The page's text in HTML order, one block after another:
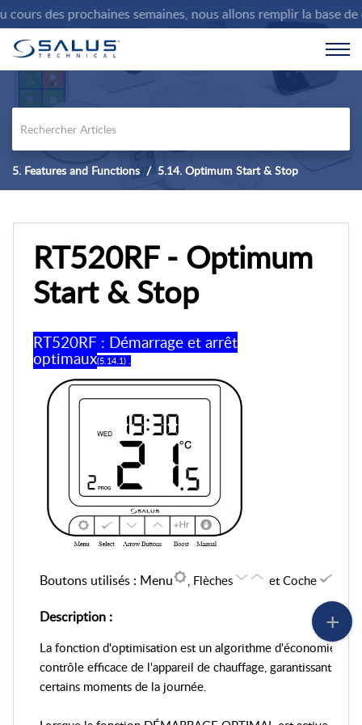
des prochaines semaines, nous allons remplir la base
5. Features and Functions 5.14. Optimum Start & Stop
RT520RF - Optimum
Start & Stop
RT520RF : Démarrage et arrêt
optimaux(5.14.1) .
Boutons utilisés : Menu , Flèches et Coche
Description :
La fonction d'optimisation est un algorithme d'économie
contrôle efficace de l'appareil de chauffage, garantissant un
certains moments de la journée.